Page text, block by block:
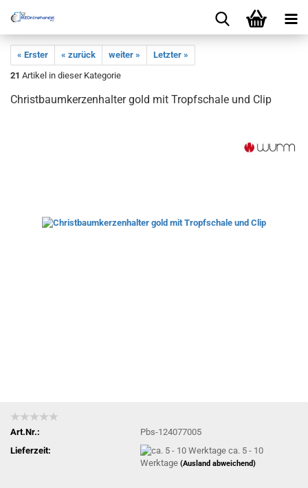
« Erster « zurück weiter »
Letzter »
21 Artikel in dieser Kategorie
Christbaumkerzenhalter gold mit Tropfschale und Clip
Art.Nr.:
Pbs-124077005
Lieferzeit:
ca. 5 - 10
Werktage(Ausland abweichend)